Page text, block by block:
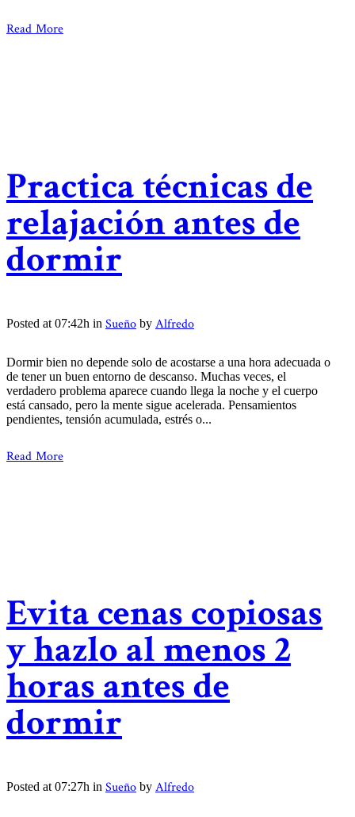
Read More
Practica técnicas de
relajación antes de
dormir
Posted at 07:42h in Sueño by Alfredo
Dormir bien no depende solo de acostarse a una hora adecuada o
de tener un buen entorno de descanso. Muchas veces, el
verdadero problema aparece cuando llega la noche y el cuerpo
está cansado, pero la mente sigue acelerada. Pensamientos
pendientes, tensión acumulada, estrés o...
Read More
Evita cenas copiosas
y hazlo al menos 2
horas antes de
dormir
Posted at 07:27h in Sueño by Alfredo